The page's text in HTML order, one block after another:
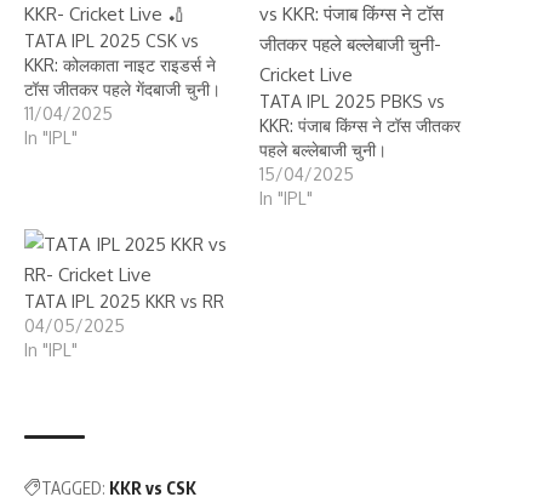
TATA IPL 2025 CSK vs
KKR: कोलकाता नाइट राइडर्स ने
टॉस जीतकर पहले गेंदबाजी चुनी।
11/04/2025
In "IPL"
TATA IPL 2025 PBKS vs
KKR: पंजाब किंग्स ने टॉस जीतकर
पहले बल्लेबाजी चुनी।
15/04/2025
In "IPL"
TATA IPL 2025 KKR vs RR
04/05/2025
In "IPL"
TAGGED: KKR vs CSK